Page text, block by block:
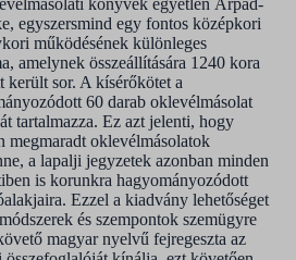
könyvek egyetlen Árpád-
egyszersmind egy fontos középkori
működésének különleges
amelynek összeállítására 1240 kora
került sor. A kísérőkötet a
60 darab oklevélmásolat
tartalmazza. Ez azt jelenti, hogy
megmaradt oklevélmásolatok
a lapalji jegyzetek azonban minden
is korunkra hagyományozódott
Ezzel a kiadvány lehetőséget
és szempontok szemügyre
magyar nyelvű fejregeszta az